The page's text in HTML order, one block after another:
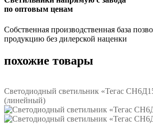
по оптовым ценам
Собственная производственная база
продукцию без дилерской наценки
похожие товары
Светодиодный светильник «Тегас
(линейный)